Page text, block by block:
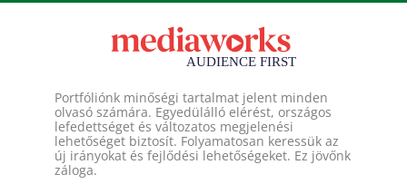
Portfóliónk minőségi tartalmat jelent minden
olvasó számára. Egyedülálló elérést, országos
lefedettséget és változatos megjelenési
lehetőséget biztosít. Folyamatosan keressük az
új irányokat és fejlődési lehetőségeket. Ez jövőnk
záloga.